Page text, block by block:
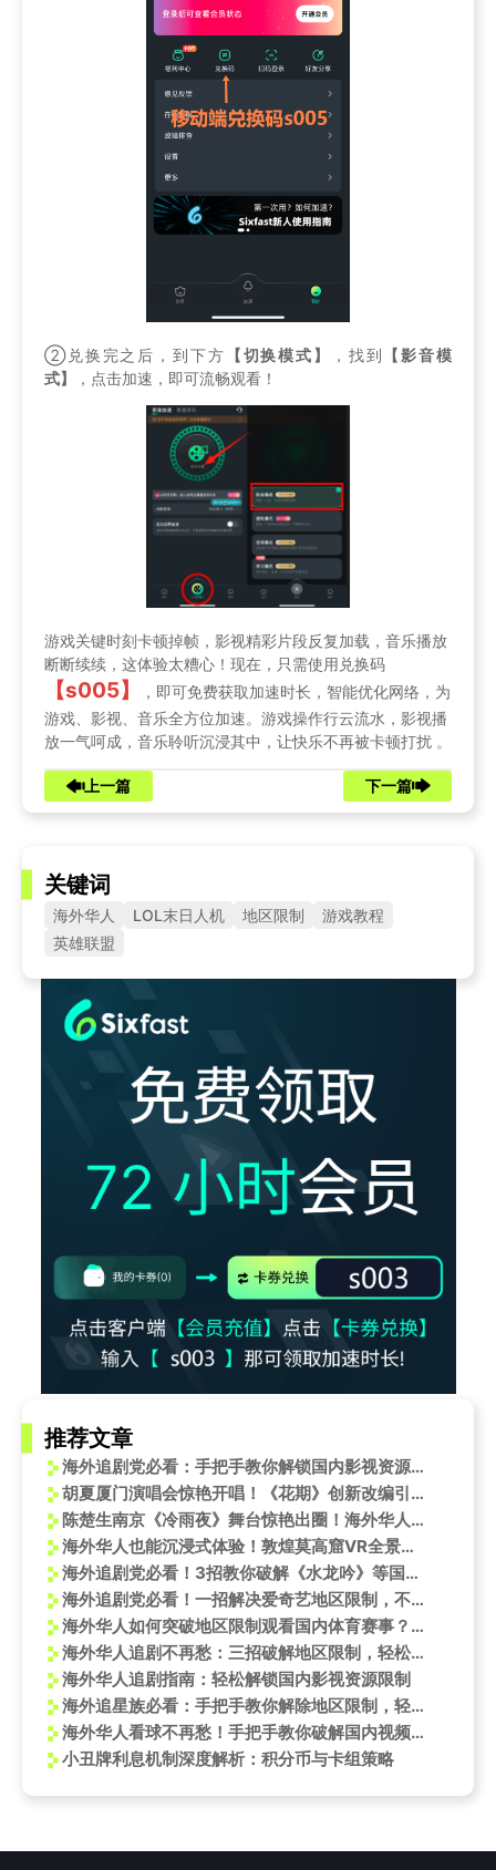
②兑换完之后，到下方 【切换模式】 ，找到
【影音模
式】
，点击加速，即可流畅观看！
游戏关键时刻卡顿掉帧，影视精彩片段反复加载，音乐播放
断断续续，这体验太糟心！现在，只需使用兑换码
【s005】
，即可免费获取加速时长，智能优化网络，为
游戏、影视、音乐全方位加速。游戏操作行云流水，影视播
放一气呵成，音乐聆听沉浸其中，让快乐不再被卡顿打扰 。
上一篇 下一篇
关键词
海外华人 LOL末日人机 地区限制
游戏教程
英雄联盟
推荐文章
海外追剧党必看：手把手教你解锁国内影视资源，告别播放卡顿烦恼
胡夏厦门演唱会惊艳开唱！《花期》创新改编引热议，海外歌迷如何同步追星？
陈楚生南京《冷雨夜》舞台惊艳出圈！海外华人如何突破限制同步追现场？
海外华人也能沉浸式体验！敦煌莫高窟VR全景游览攻略来了
海外追剧党必看！3招教你破解《水龙吟》等国内热播剧地区限制
海外追剧党必看！一招解决爱奇艺地区限制，不错过宋祖儿尖叫之夜
海外华人如何突破地区限制观看国内体育赛事？这些老将的告别瞬间值得收藏
海外华人追剧不再愁：三招破解地区限制，轻松观看《水龙吟》等热门内容
海外华人追剧指南：轻松解锁国内影视资源限制
海外追星族必看：手把手教你解除地区限制，轻松观看国内演唱会直播回放
海外华人看球不再愁！手把手教你破解国内视频平台限制，流畅追世界杯抽签
小丑牌利息机制深度解析：积分币与卡组策略